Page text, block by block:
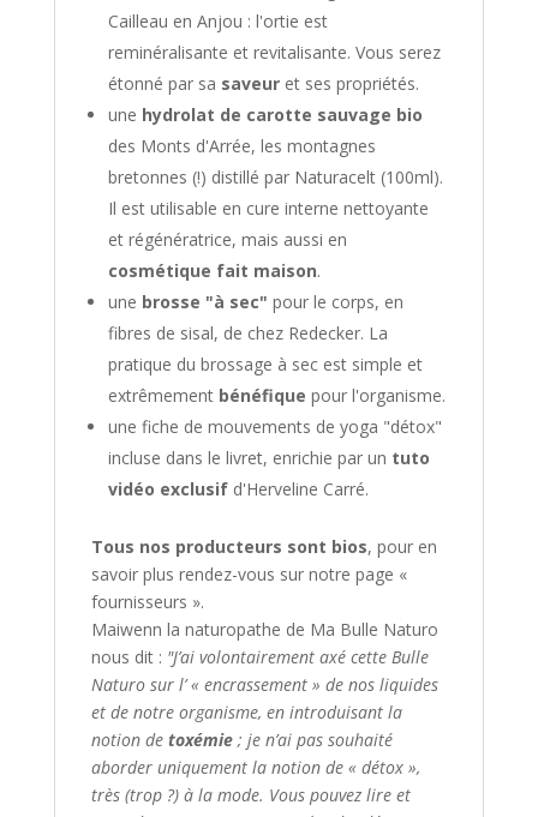
Cailleau en Anjou : l'ortie est
reminéralisante et revitalisante. Vous serez
étonné par sa saveuret ses propriétés.
une hydrolat de carotte sauvage bio
des Monts d'Arrée, les montagnes
bretonnes (!) distillé par Naturacelt (100ml).
Il est utilisable en cure interne nettoyante
et régénératrice, mais aussi en
cosmétique fait maison.
une brosse "à sec" pour le corps, en
fibres de sisal, de chez Redecker. La
pratique du brossage à sec est simple et
extrêmement bénéfique pour l'organisme.
une fiche de mouvements de yoga "détox"
incluse dans le livret, enrichie par un tuto
vidéo exclusifd'Herveline Carré.
Tous nos producteurs sont bios, pour en
savoir plus rendez-vous sur notre page «
fournisseurs ».
Maiwenn la naturopathe de Ma Bulle Naturo
nous dit : "J’ai volontairement axé cette Bulle
Naturo sur l’ « encrassement » de nos liquides
et de notre organisme, en introduisant la
notion de toxémie; je n’ai pas souhaité
aborder uniquement la notion de « détox »,
très (trop ?) à la mode. Vous pouvez lire et